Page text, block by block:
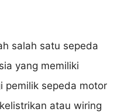
salah satu sepeda
yang memiliki
pemilik sepeda motor
atau wiring